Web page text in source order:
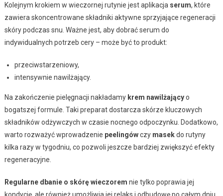
Kolejnym krokiem w wieczornej rutynie jest aplikacja serum, które
zawiera skoncentrowane składniki aktywne sprzyjające regeneracji
skóry podczas snu. Ważne jest, aby dobrać serum do
indywidualnych potrzeb cery – może być to produkt:
przeciwstarzeniowy,
intensywnie nawilżający.
Na zakończenie pielęgnacji nakładamy krem nawilżającyo
bogatszej formule. Taki preparat dostarcza skórze kluczowych
składników odżywczych w czasie nocnego odpoczynku. Dodatkowo,
warto rozważyć wprowadzenie peelingówczy masekdo rutyny
kilka razy w tygodniu, co pozwoli jeszcze bardziej zwiększyć efekty
regeneracyjne.
Regularne dbanie o skórę wieczorem nie tylko poprawia jej